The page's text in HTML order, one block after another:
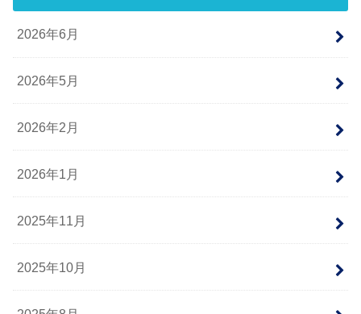
2026年6月
2026年5月
2026年2月
2026年1月
2025年11月
2025年10月